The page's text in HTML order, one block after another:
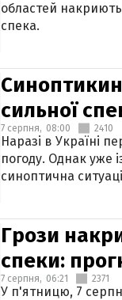
областей накриють
спека.
сильної
7 серпня, 08:00 2410
Наразі в Україні
погоду. Однак уже
синоптична
Грози
спеки:
7 серпня, 06:21 2371
У п'ятницю, 7